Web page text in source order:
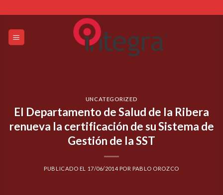
to
content
UNCATEGORIZED
El Departamento de Salud de la Ribera
renueva la certificación de su Sistema de
Gestión de la SST
PUBLICADO EL 17/06/2014POR PABLO OROZCO